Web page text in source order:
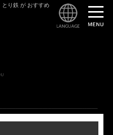
とり鉄 が おすすめ